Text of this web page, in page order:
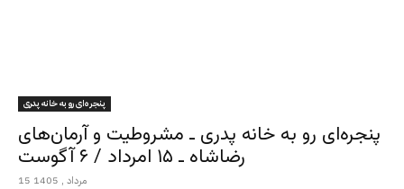
پنجره‌ای رو به خانه پدری
پنجره‌ای رو به خانه پدری ـ مشروطیت و آرمان‌های
رضاشاه ـ ۱۵ امرداد / ۶ آگوست
15 مرداد , 1405